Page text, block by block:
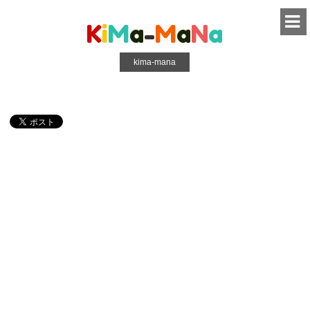
KiMa-MaNa
kima-mana